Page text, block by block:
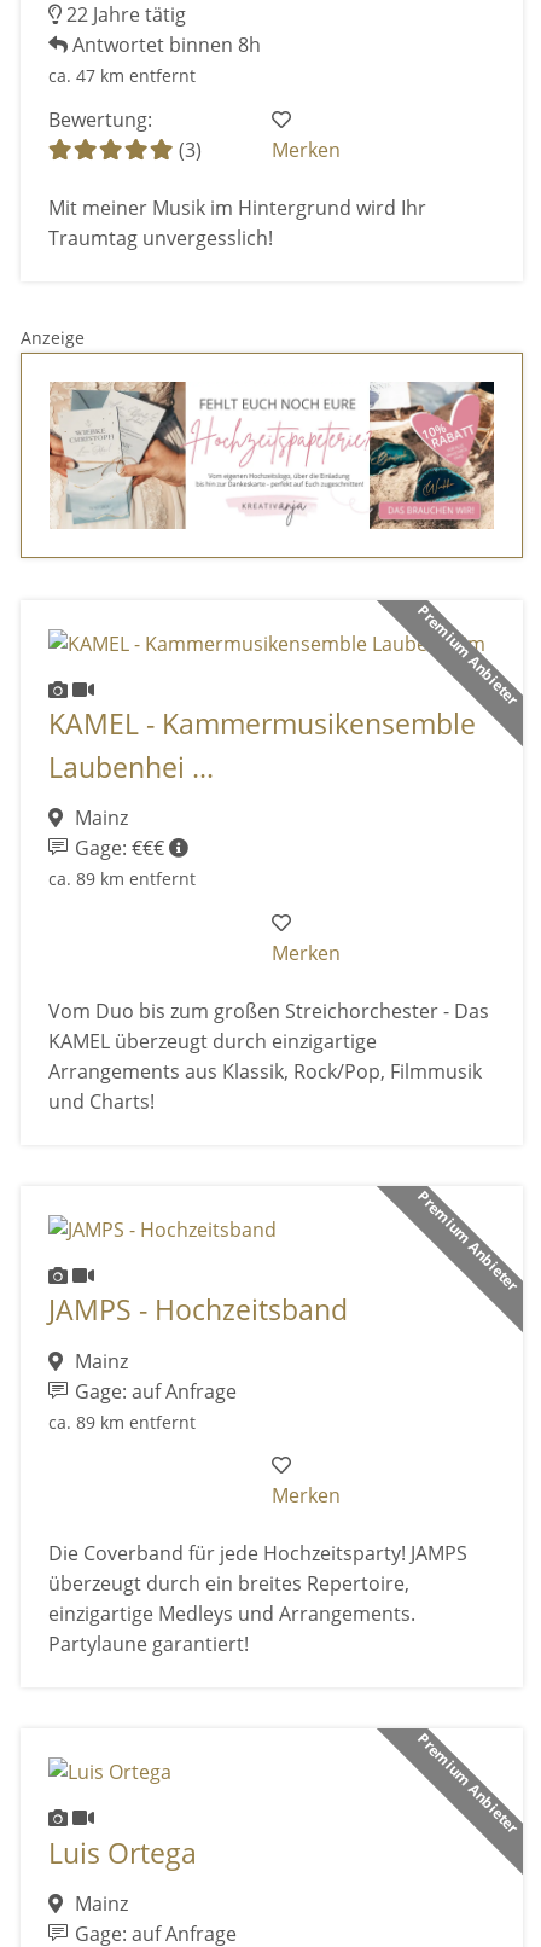
22 Jahre tätig
Antwortet binnen 8h
ca. 47 km entfernt
Bewertung:
(3)
Merken
Mit meiner Musik im Hintergrund wird Ihr
Traumtag unvergesslich!
Anzeige
Premium Anbieter
KAMEL - Kammermusikensemble
Laubenhei ...
Mainz
Gage: €€€
ca. 89 km entfernt
Merken
Vom Duo bis zum großen Streichorchester - Das
KAMEL überzeugt durch einzigartige
Arrangements aus Klassik, Rock/Pop, Filmmusik
und Charts!
Premium Anbieter
JAMPS - Hochzeitsband
Mainz
Gage: auf Anfrage
ca. 89 km entfernt
Merken
Die Coverband für jede Hochzeitsparty! JAMPS
überzeugt durch ein breites Repertoire,
einzigartige Medleys und Arrangements.
Partylaune garantiert!
Premium Anbieter
Luis Ortega
Mainz
Gage: auf Anfrage